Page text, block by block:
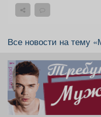
Все новости на тему
реклама